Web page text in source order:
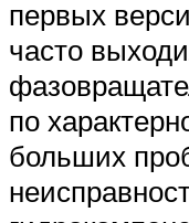
первых
часто
по
больших